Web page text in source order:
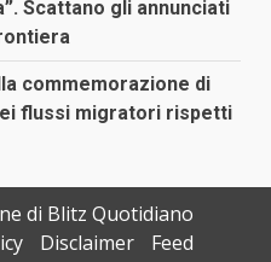
Scattano gli annunciati
commemorazione di
flussi migratori rispetti
di Blitz Quotidiano
Disclaimer Feed